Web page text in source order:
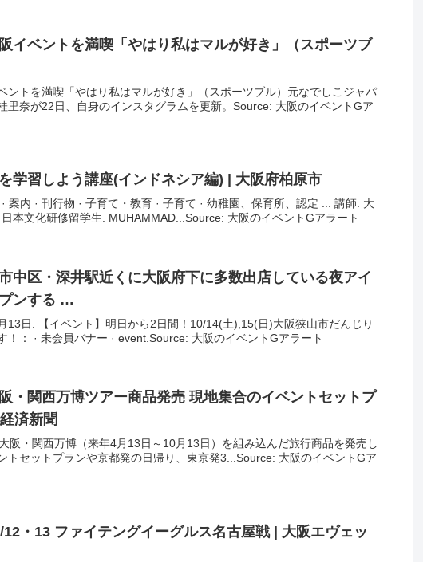
イベント を満喫「やはり私はマルが好き」（スポーツブ
ントを満喫「やはり私はマルが好き」（スポーツブル）元なでしこジャパ
里奈が22日、自身のインスタグラムを更新。Source: 大阪のイベントGア
学習しよう講座(インドネシア編) | 大阪府柏原市
案内 · 刊行物 · 子育て・教育 · 子育て · 幼稚園、保育所、認定 ... 講師. 大
本文化研修留学生. MUHAMMAD...Source: 大阪のイベントGアラート
中区・深井駅近くに大阪府下に多数出店している夜アイ
ンする …
13日. 【イベント】明日から2日間！10/14(土),15(日)大阪狭山市だんじり
！： · 未会員バナー · event.Source: 大阪のイベントGアラート
・関西万博ツアー商品発売 現地集合のイベント セットプ
済新聞
阪・関西万博（来年4月13日～10月13日）を組み込んだ旅行商品を発売し
トセットプランや京都発の日帰り、東京発3...Source: 大阪のイベントGア
12・13 ファイテングイーグルス名古屋戦 | 大阪エヴェッ